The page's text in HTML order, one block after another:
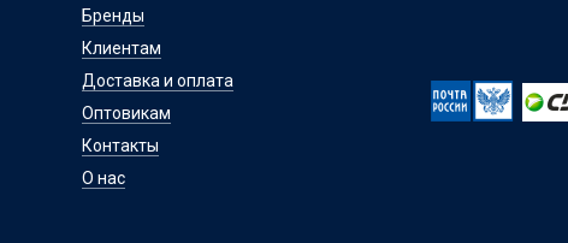
Бренды
Клиентам
Доставка и оплата
Оптовикам
Контакты
О нас